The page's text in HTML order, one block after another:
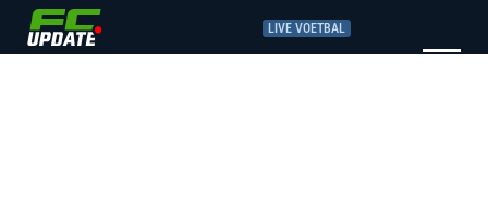
LIVE VOETBAL